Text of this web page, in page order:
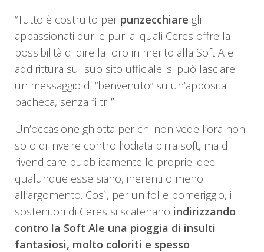
“Tutto è costruito per punzecchiare gli
appassionati duri e puri ai quali Ceres offre la
possibilità di dire la loro in merito alla Soft Ale
addirittura sul suo sito ufficiale: si può lasciare
un messaggio di “benvenuto” su un’apposita
bacheca, senza filtri.”
Un’occasione ghiotta per chi non vede l’ora non
solo di inveire contro l’odiata birra soft, ma di
rivendicare pubblicamente le proprie idee
qualunque esse siano, inerenti o meno
all’argomento. Così, per un folle pomeriggio, i
sostenitori di Ceres si scatenano indirizzando
contro la Soft Ale una pioggia di insulti
fantasiosi, molto coloriti e spesso